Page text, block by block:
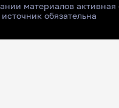
материалов активная
источник обязательна